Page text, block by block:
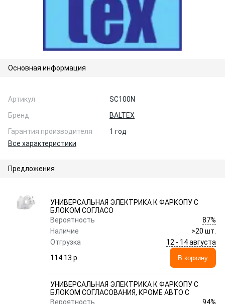
Основная информация
Артикул
SC100N
Бренд
BALTEX
Гарантия производителя
1 год
Все характеристики
Предложения
УНИВЕРСАЛЬНАЯ ЭЛЕКТРИКА К ФАРКОПУ С
БЛОКОМ СОГЛАСО
Вероятность
87%
Наличие
>20 шт.
Отгрузка
12 - 14 августа
114.13 p.
В корзину
УНИВЕРСАЛЬНАЯ ЭЛЕКТРИКА К ФАРКОПУ С
БЛОКОМ СОГЛАСОВАНИЯ, КРОМЕ АВТО С
Вероятность
94%